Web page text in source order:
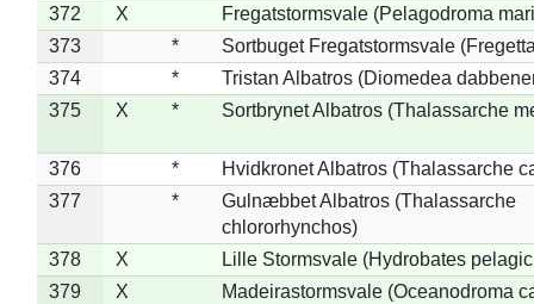
372 X
Fregatstormsvale (Pelagodroma
373
*
Sortbuget Fregatstormsvale
374
*
Tristan Albatros (Diomedea
375
X * Sortbrynet Albatros (Thalassarche
376 *
Hvidkronet Albatros (Thalassarche
377
*
Gulnæbbet Albatros (Thalassarche
chlororhynchos)
378
X
Lille Stormsvale (Hydrobates
379
X Madeirastormsvale (Oceanodroma